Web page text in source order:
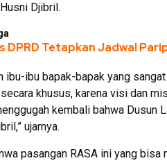
Djibril.
DPRD Tetapkan Jadwal
ibu-ibu bapak-bapak yang
khusus, karena visi dan
kembali bahwa Dusun
ujarnya.
pasangan RASA ini yang